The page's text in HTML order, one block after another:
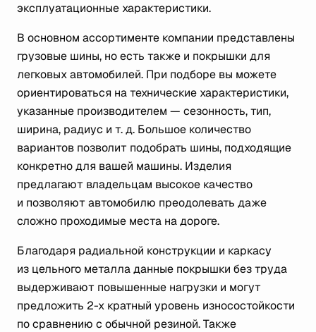
эксплуатационные характеристики.
В основном ассортименте компании представлены
грузовые шины, но есть также и покрышки для
легковых автомобилей. При подборе вы можете
ориентироваться на технические характеристики,
указанные производителем — сезонность, тип,
ширина, радиус и т. д. Большое количество
вариантов позволит подобрать шины, подходящие
конкретно для вашей машины. Изделия
предлагают владельцам высокое качество
и позволяют автомобилю преодолевать даже
сложно проходимые места на дороге.
Благодаря радиальной конструкции и каркасу
из цельного металла данные покрышки без труда
выдерживают повышенные нагрузки и могут
предложить 2-х кратный уровень износостойкости
по сравнению с обычной резиной. Также